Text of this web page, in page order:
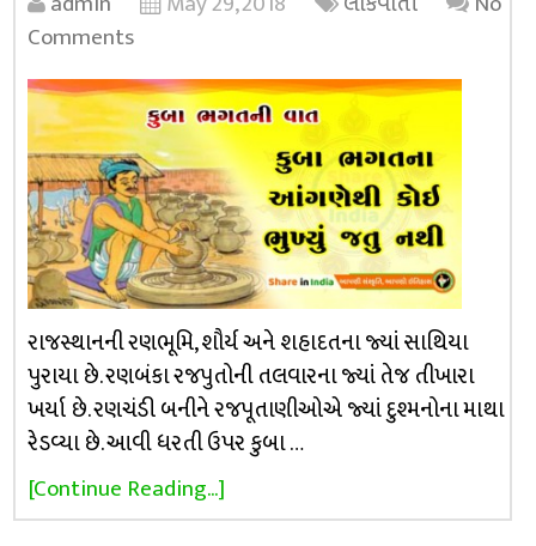
Comments
રાજસ્થાનની રણભૂમિ, શૌર્ય અને શહાદતના જ્યાં સાથિયા
પુરાયા છે. રણબંકા રજપુતોની તલવારના જ્યાં તેજ તીખારા
ખર્યા છે. રણચંડી બનીને રજપૂતાણીઓએ જ્યાં દુશ્મનોના માથા
રેડવ્યા છે. આવી ધરતી ઉપર કુબા …
[Continue Reading...]